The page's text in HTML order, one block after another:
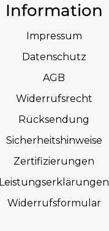
Information
Impressum
Datenschutz
AGB
Widerrufsrecht
Rücksendung
Sicherheitshinweise
Zertifizierungen
Leistungserklärungen
Widerrufsformular